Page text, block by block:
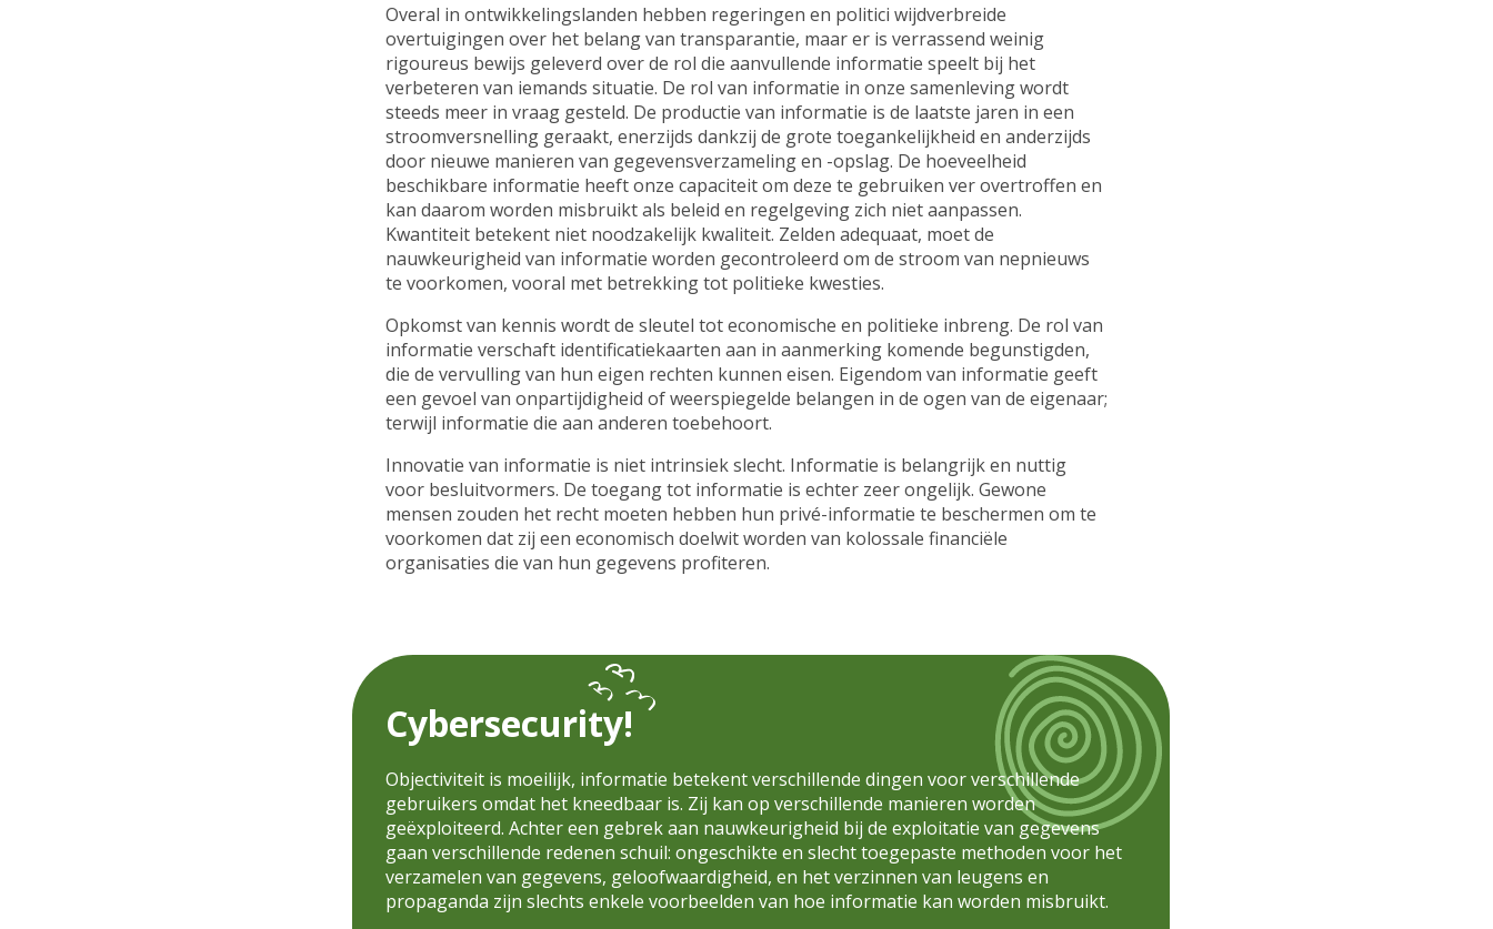
Overal in ontwikkelingslanden hebben regeringen en politici wijdverbreide
overtuigingen over het belang van transparantie, maar er is verrassend weinig
rigoureus bewijs geleverd over de rol die aanvullende informatie speelt bij het
verbeteren van iemands situatie. De rol van informatie in onze samenleving wordt
steeds meer in vraag gesteld. De productie van informatie is de laatste jaren in een
stroomversnelling geraakt, enerzijds dankzij de grote toegankelijkheid en anderzijds
door nieuwe manieren van gegevensverzameling en -opslag. De hoeveelheid
beschikbare informatie heeft onze capaciteit om deze te gebruiken ver overtroffen en
kan daarom worden misbruikt als beleid en regelgeving zich niet aanpassen.
Kwantiteit betekent niet noodzakelijk kwaliteit. Zelden adequaat, moet de
nauwkeurigheid van informatie worden gecontroleerd om de stroom van nepnieuws
te voorkomen, vooral met betrekking tot politieke kwesties.
Opkomst van kennis wordt de sleutel tot economische en politieke inbreng. De rol van
informatie verschaft identificatiekaarten aan in aanmerking komende begunstigden,
die de vervulling van hun eigen rechten kunnen eisen. Eigendom van informatie geeft
een gevoel van onpartijdigheid of weerspiegelde belangen in de ogen van de eigenaar;
terwijl informatie die aan anderen toebehoort.
Innovatie van informatie is niet intrinsiek slecht. Informatie is belangrijk en nuttig
voor besluitvormers. De toegang tot informatie is echter zeer ongelijk. Gewone
mensen zouden het recht moeten hebben hun privé-informatie te beschermen om te
voorkomen dat zij een economisch doelwit worden van kolossale financiële
organisaties die van hun gegevens profiteren.
Cybersecurity!
Objectiviteit is moeilijk, informatie betekent verschillende dingen voor verschillende
gebruikers omdat het kneedbaar is. Zij kan op verschillende manieren worden
geëxploiteerd. Achter een gebrek aan nauwkeurigheid bij de exploitatie van gegevens
gaan verschillende redenen schuil: ongeschikte en slecht toegepaste methoden voor het
verzamelen van gegevens, geloofwaardigheid, en het verzinnen van leugens en
propaganda zijn slechts enkele voorbeelden van hoe informatie kan worden misbruikt.